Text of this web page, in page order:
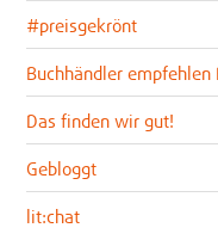
#preisgekrönt
Buchhändler empfehlen
Das finden wir gut!
Gebloggt
lit:chat